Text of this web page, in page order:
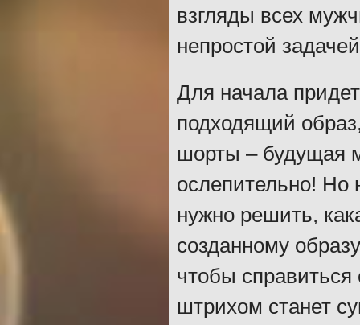
взгляды всех
непростой
Для начала
подходящий
шорты – будущая
ослепительно! Но
нужно решить,
созданному
чтобы
штрихом станет